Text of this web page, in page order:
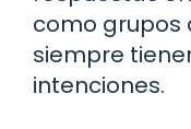
como grupos
siempre
intenciones.